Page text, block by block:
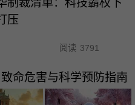
压
阅读 3791
命危害与科学预防指南